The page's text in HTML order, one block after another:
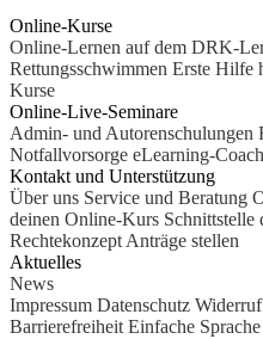
Online-Kurse
Online-Lernen auf dem DRK-
Rettungsschwimmen Erste Hilfe
Kurse
Online-Live-Seminare
Admin- und Autorenschulungen
Notfallvorsorge eLearning-Coach
Kontakt und Unterstützung
Über uns Service und Beratung
deinen Online-Kurs Schnittstelle
Rechtekonzept Anträge stellen
Aktuelles
News
Impressum Datenschutz Widerruf
Barrierefreiheit Einfache Sprache